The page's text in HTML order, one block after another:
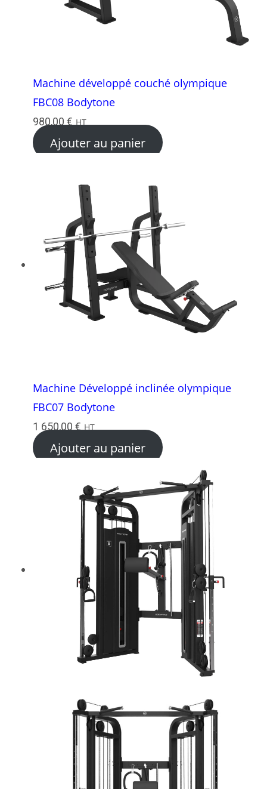
Machine développé couché olympique
FBC08 Bodytone
980,00 € HT
Ajouter au panier
Machine Développé inclinée olympique
FBC07 Bodytone
1 650,00 € HT
Ajouter au panier